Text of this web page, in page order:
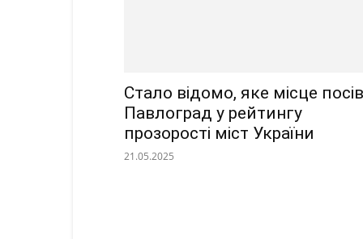
Стало відомо, яке місце посів
Павлоград у рейтингу
прозорості міст України
21.05.2025